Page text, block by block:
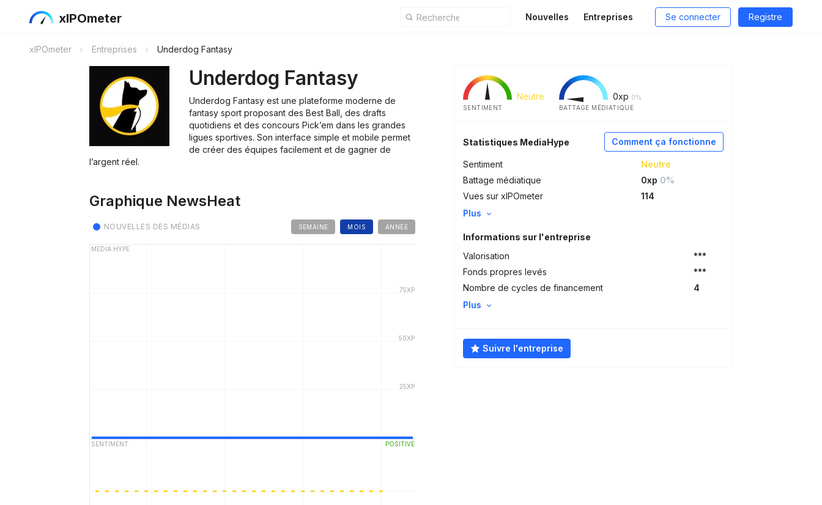
xIPOmeter Nouvelles Entreprises Se connecter Registre
xIPOmeter Entreprises Underdog Fantasy
Underdog Fantasy
Underdog Fantasy est une plateforme moderne de
fantasy sport proposant des Best Ball, des drafts
quotidiens et des concours Pick’em dans les grandes
ligues sportives. Son interface simple et mobile permet
de créer des équipes facilement et de gagner de
l’argent réel.
Neutre
SENTIMENT
0xp 0%
BATTAGE MÉDIATIQUE
Comment ça fonctionne
Statistiques MediaHype
Sentiment
Neutre
Battage médiatique
0xp 0%
Vues sur xIPOmeter
114
Plus
Informations sur l'entreprise
Valorisation
***
Fonds propres levés
***
Nombre de cycles de financement
4
Plus
Suivre l'entreprise
Graphique NewsHeat
SEMAINE MOIS ANNÉE
NOUVELLES DES MÉDIAS